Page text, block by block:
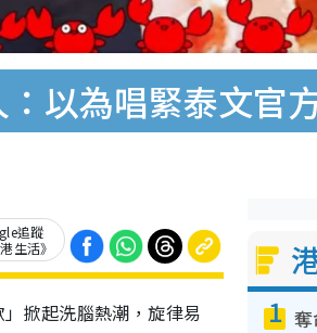
以為唱緊泰文官
追蹤
生活》
掀起洗腦熱潮，旋律易
1